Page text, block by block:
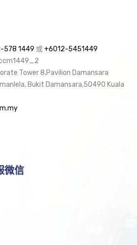
578 1449 或+6012-5451449
Tower 8,Pavilion Damansara
Bukit Damansara,50490 Kuala
微信